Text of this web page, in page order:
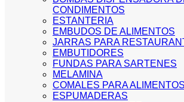
CONDIMENTOS
ESTANTERIA
EMBUDOS DE ALIMENTOS
JARRAS PARA
EMBUTIDORES
FUNDAS PARA SARTENES
MELAMINA
COMALES PARA ALIMENTOS
ESPUMADERAS